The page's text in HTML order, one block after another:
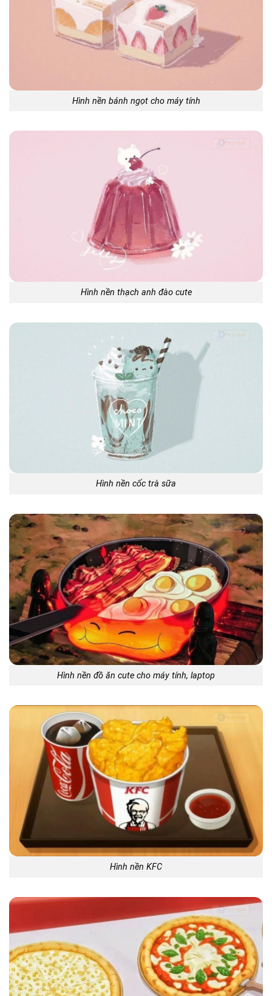
Hình nền bánh ngọt cho máy tính
Hình nền thạch anh đào cute
Hình nền cốc trà sữa
Hình nền đồ ăn cute cho máy tính, laptop
Hình nền KFC